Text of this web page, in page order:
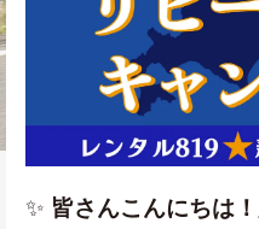
✨ 皆さんこんにちは